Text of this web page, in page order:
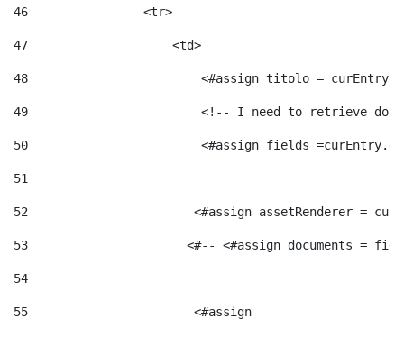
46
                <tr>
47
                    <td>
48
<#assign titolo =
49
<!-- I need to retrieve
50
<#assign fields
51
52
<#assign assetRenderer =
53
<#-- <#assign documents =
54
55
                       <#assign